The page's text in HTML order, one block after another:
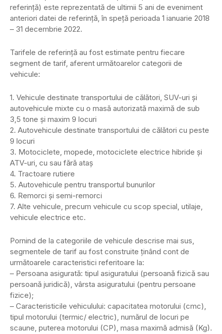
referință) este reprezentată de ultimii 5 ani de eveniment
anteriori datei de referință, în speță perioada 1 ianuarie 2018
– 31 decembrie 2022.
Tarifele de referință au fost estimate pentru fiecare
segment de tarif, aferent următoarelor categorii de
vehicule:
1. Vehicule destinate transportului de călători, SUV-uri și
autovehicule mixte cu o masă autorizată maximă de sub
3,5 tone și maxim 9 locuri
2. Autovehicule destinate transportului de călători cu peste
9 locuri
3. Motociclete, mopede, motociclete electrice hibride și
ATV-uri, cu sau fără ataș
4. Tractoare rutiere
5. Autovehicule pentru transportul bunurilor
6. Remorci și semi-remorci
7. Alte vehicule, precum vehicule cu scop special, utilaje,
vehicule electrice etc.
Pornind de la categoriile de vehicule descrise mai sus,
segmentele de tarif au fost construite ținând cont de
următoarele caracteristici referitoare la:
– Persoana asigurată: tipul asiguratului (persoană fizică sau
persoană juridică), vârsta asiguratului (pentru persoane
fizice);
– Caracteristicile vehiculului: capacitatea motorului (cmc),
tipul motorului (termic/ electric), numărul de locuri pe
scaune, puterea motorului (CP), masa maximă admisă (Kg).